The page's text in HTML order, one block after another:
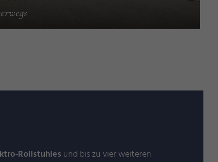
Rollstuhles und bis zu vier weiteren